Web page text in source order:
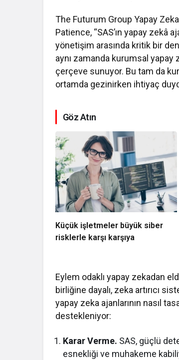
The Futurum Group Yapay Zeka
Patience, “SAS’ın yapay zekâ
yönetişim arasında kritik bir
aynı zamanda kurumsal
çerçeve sunuyor. Bu tam da
ortamda gezinirken ihtiyaç
Göz Atın
Küçük işletmeler büyük siber
risklerle karşı karşıya
Eylem odaklı yapay zekadan
birliğine dayalı, zeka artırıcı
yapay zeka ajanlarının nasıl
destekleniyor:
Karar Verme. SAS, güçlü
esnekliği ve muhakeme